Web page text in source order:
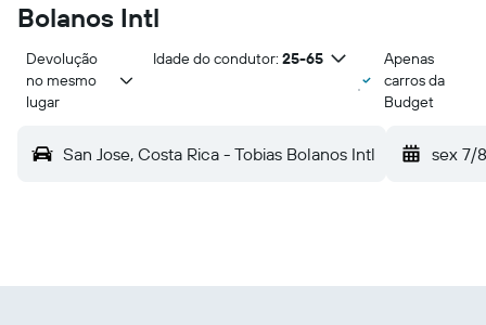
Bolanos Intl
Devolução
no mesmo
lugar
Idade do condutor: 25-65
Apenas
carros da
Budget
San Jose, Costa Rica - Tobias Bolanos Intl sex 7/8